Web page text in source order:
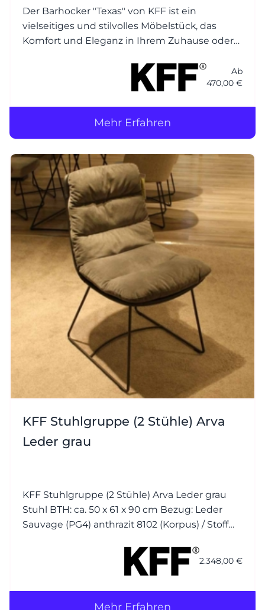
Der Barhocker "Texas" von KFF ist ein
vielseitiges und stilvolles Möbelstück, das
Komfort und Eleganz in Ihrem Zuhause oder
Ab
470,00 €
Mehr Erfahren
KFF Stuhlgruppe (2 Stühle) Arva
Leder grau
KFF Stuhlgruppe (2 Stühle) Arva Leder grau
Stuhl BTH: ca. 50 x 61 x 90 cm Bezug: Leder
Sauvage (PG4) anthrazit 8102 (Korpus) / Stoff
2.348,00 €
Mehr Erfahren